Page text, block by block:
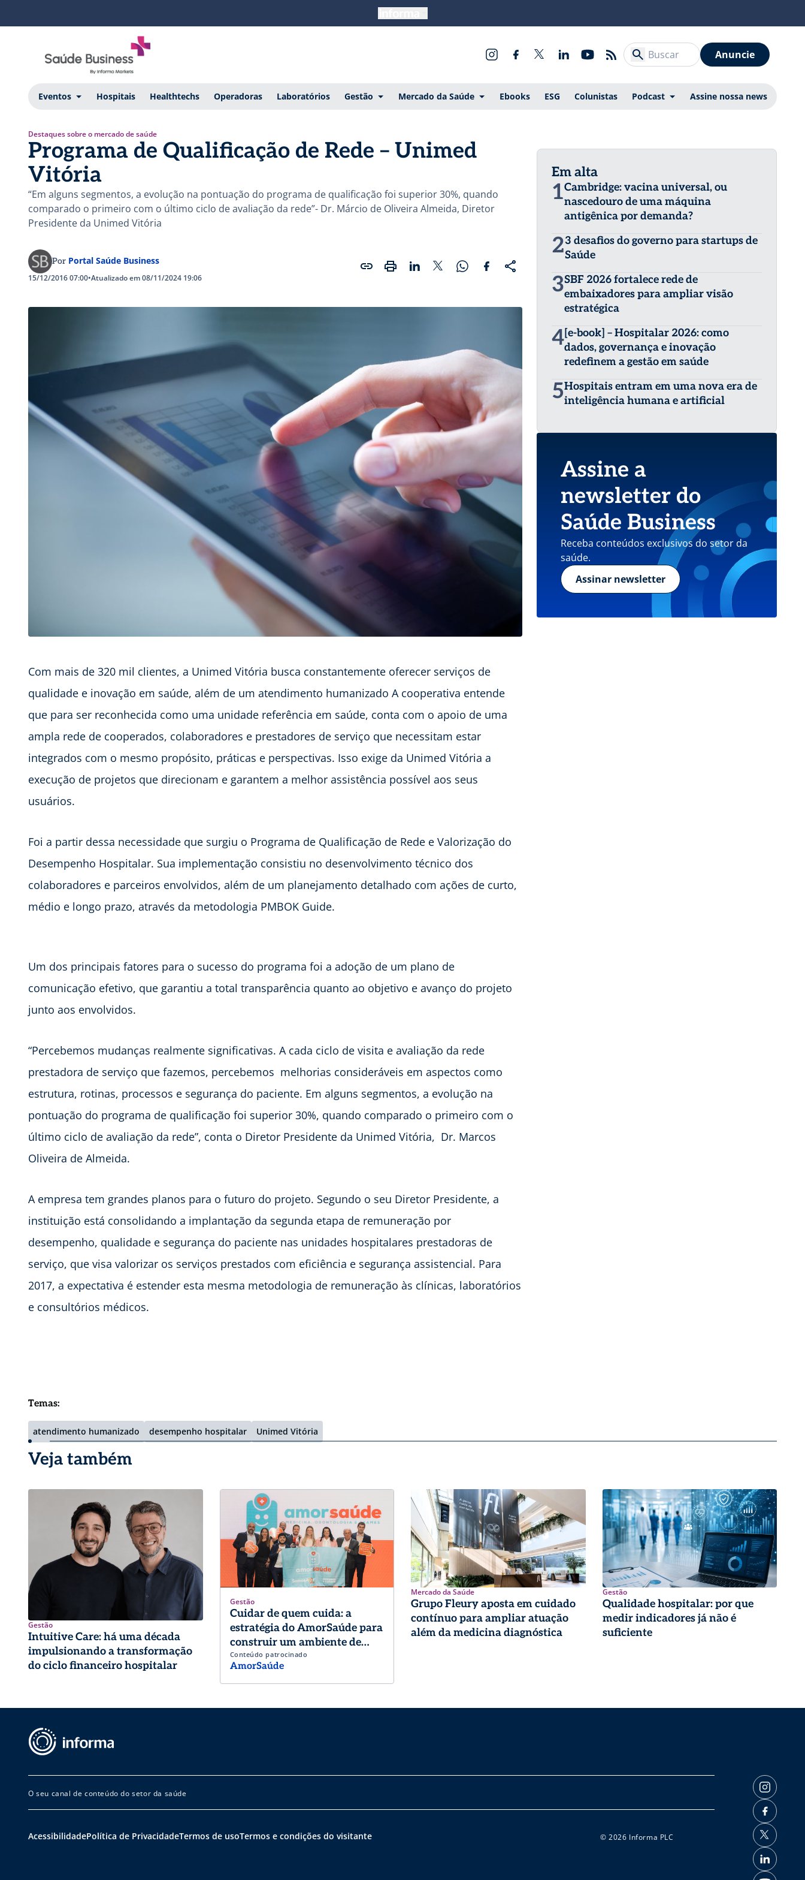
Anuncie
Eventos Hospitais Healthtechs Operadoras Laboratórios Gestão Mercado da Saúde Ebooks ESG Colunistas Podcast Assine nossa news
Destaques sobre o mercado de saúde
Programa de Qualificação de Rede – Unimed
Vitória
“Em alguns segmentos, a evolução na pontuação do programa de qualificação foi superior 30%, quando
comparado o primeiro com o último ciclo de avaliação da rede”- Dr. Márcio de Oliveira Almeida, Diretor
Presidente da Unimed Vitória
Por Portal Saúde Business
15/12/2016 07:00•Atualizado em 08/11/2024 19:06
Com mais de 320 mil clientes, a Unimed Vitória busca constantemente oferecer serviços de
qualidade e inovação em saúde, além de um atendimento humanizado A cooperativa entende
que para ser reconhecida como uma unidade referência em saúde, conta com o apoio de uma
ampla rede de cooperados, colaboradores e prestadores de serviço que necessitam estar
integrados com o mesmo propósito, práticas e perspectivas. Isso exige da Unimed Vitória a
execução de projetos que direcionam e garantem a melhor assistência possível aos seus
usuários.
Foi a partir dessa necessidade que surgiu o Programa de Qualificação de Rede e Valorização do
Desempenho Hospitalar. Sua implementação consistiu no desenvolvimento técnico dos
colaboradores e parceiros envolvidos, além de um planejamento detalhado com ações de curto,
médio e longo prazo, através da metodologia PMBOK Guide.
Um dos principais fatores para o sucesso do programa foi a adoção de um plano de
comunicação efetivo, que garantiu a total transparência quanto ao objetivo e avanço do projeto
junto aos envolvidos.
“Percebemos mudanças realmente significativas. A cada ciclo de visita e avaliação da rede
prestadora de serviço que fazemos, percebemos melhorias consideráveis em aspectos como
estrutura, rotinas, processos e segurança do paciente. Em alguns segmentos, a evolução na
pontuação do programa de qualificação foi superior 30%, quando comparado o primeiro com o
último ciclo de avaliação da rede”, conta o Diretor Presidente da Unimed Vitória, Dr. Marcos
Oliveira de Almeida.
A empresa tem grandes planos para o futuro do projeto. Segundo o seu Diretor Presidente, a
instituição está consolidando a implantação da segunda etapa de remuneração por
desempenho, qualidade e segurança do paciente nas unidades hospitalares prestadoras de
serviço, que visa valorizar os serviços prestados com eficiência e segurança assistencial. Para
2017, a expectativa é estender esta mesma metodologia de remuneração às clínicas, laboratórios
e consultórios médicos.
Temas:
atendimento humanizado desempenho hospitalar Unimed Vitória
Em alta
1Cambridge: vacina universal, ou
nascedouro de uma máquina
antigênica por demanda?
23 desafios do governo para startups de
Saúde
3SBF 2026 fortalece rede de
embaixadores para ampliar visão
estratégica
4[e-book] – Hospitalar 2026: como
dados, governança e inovação
redefinem a gestão em saúde
5Hospitais entram em uma nova era de
inteligência humana e artificial
Assine a
newsletter do
Saúde Business
Receba conteúdos exclusivos do setor da
saúde.
Assinar newsletter
Veja também
Gestão
Intuitive Care: há uma década
impulsionando a transformação
do ciclo financeiro hospitalar
Gestão
Cuidar de quem cuida: a
estratégia do AmorSaúde para
construir um ambiente de
trabalho de excelência
Conteúdo patrocinado
AmorSaúde
Mercado da Saúde
Grupo Fleury aposta em cuidado
contínuo para ampliar atuação
além da medicina diagnóstica
Gestão
Qualidade hospitalar: por que
medir indicadores já não é
suficiente
O seu canal de conteúdo do setor da saúde
AcessibilidadePolítica de PrivacidadeTermos de usoTermos e condições do visitante © 2026 Informa PLC